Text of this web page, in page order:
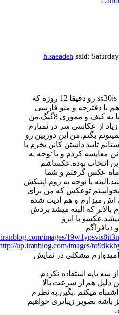
h.saeadeh said:
سلام دوستان .من sx30is رو دقیقا 12 روزه که
با دفترچه و منو فارسی
شد 574000 تومن.با یه کیف و مموری 8گیگ.من
از عکاسی سر در نمیارم
بگنم.من این دوربین رو
تایید داشتن کانن بخرم با
مقایسه کردم و با توجه به
انتخاب بوده.عکساشم
ماه عکس گرفتم و شما
با توجه به زوم اپتیکش
میخواستم توعکس که من برای
اش میزارم و هم ادیت شده
بالاتر که البته میشد بردش
با ایزو
2000.و دیافراگم
images/
up.iranblog.com/images/
مشکلی در نمایش
سه پایه استفاده نکردم
دلیل هم از سرعت بالا
میکنم .بگین.به نظرم
باشه تصویر زیباتری خواهیم